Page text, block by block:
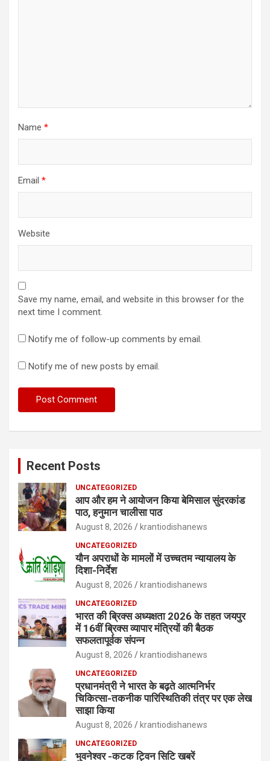
Name *
Email *
Website
Save my name, email, and website in this browser for the
next time I comment.
Notify me of follow-up comments by email.
Notify me of new posts by email.
Recent Posts
UNCATEGORIZED
आप और हम ने आयोजन किया बेमिसाल सुंदरकांड
पाठ, हनुमान चालीसा पाठ
August 8, 2026 krantiodishanews
UNCATEGORIZED
यौन अपराधों के मामलों में उच्चतम न्यायालय के
दिशा-निर्देश
August 8, 2026 krantiodishanews
UNCATEGORIZED
भारत की ब्रिक्‍स अध्यक्षता 2026 के तहत जयपुर
में 16वीं ब्रिक्‍स व्यापार मंत्रियों की बैठक
सफलतापूर्वक संपन्न
August 8, 2026 krantiodishanews
UNCATEGORIZED
प्रधानमंत्री ने भारत के बढ़ते आत्मनिर्भर
चिकित्सा-तकनीक पारिस्थितिकी तंत्र पर एक लेख
साझा किया
August 8, 2026 krantiodishanews
UNCATEGORIZED
भुवनेश्वर -कटक ट्विन सिटि खबरें